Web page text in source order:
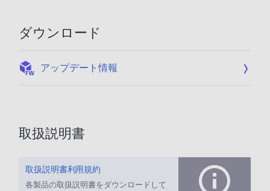
ダウンロード
アップデート情報
取扱説明書
取扱説明書利用規約
各製品の取扱説明書をダウンロードして